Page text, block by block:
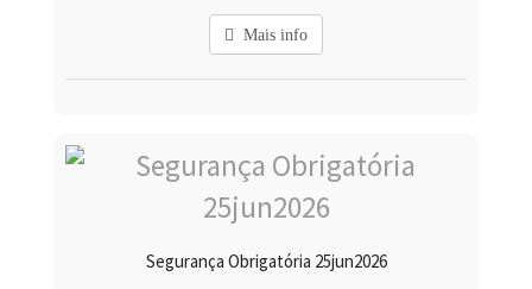
Mais info
Segurança Obrigatória 25jun2026